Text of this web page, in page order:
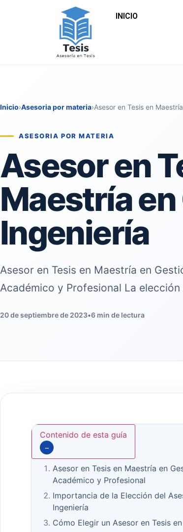
INICIO
Inicio›Asesoria por materia›Asesor en Tesis en
ASESORIA POR MATERIA
Asesor en
Maestría
Ingeniería
Asesor en Tesis en Maestría en
Académico y Profesional La
20 de septiembre de 2023•6 min de lectura
Contenido de esta guía
−
Asesor en Tesis en Maestría en
Académico y Profesional
Importancia de la Elección del
Ingeniería
Cómo Elegir un Asesor en Tesis